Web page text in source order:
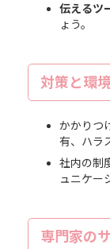
伝えるツ
ょう。
対策と環
かかりつ
有、ハラ
社内の制
ュニケー
専門家の